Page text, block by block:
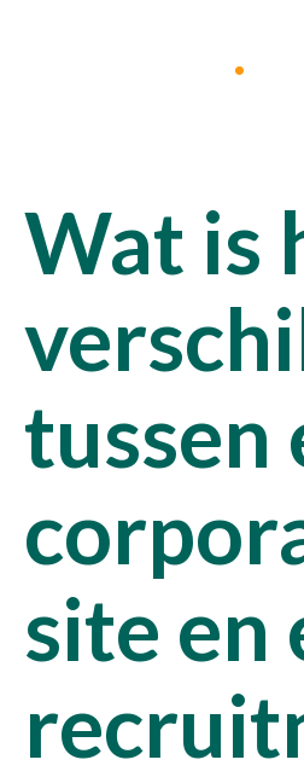
Wat is
tussen
site en